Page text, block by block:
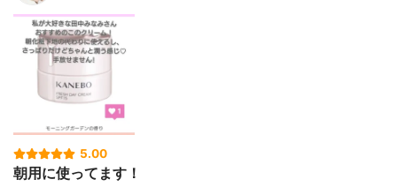
5.00
朝用に使ってます！